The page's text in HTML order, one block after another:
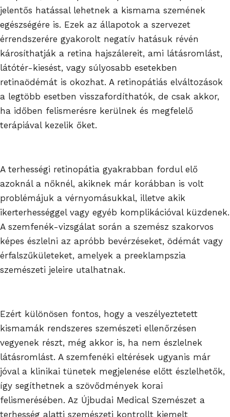
jelentős hatással lehetnek a kismama szemének
egészségére is. Ezek az állapotok a szervezet
érrendszerére gyakorolt negatív hatásuk révén
károsíthatják a retina hajszálereit, ami látásromlást,
látótér-kiesést, vagy súlyosabb esetekben
retinaödémát is okozhat. A retinopátiás elváltozások
a legtöbb esetben visszafordíthatók, de csak akkor,
ha időben felismerésre kerülnek és megfelelő
terápiával kezelik őket.
A terhességi retinopátia gyakrabban fordul elő
azoknál a nőknél, akiknek már korábban is volt
problémájuk a vérnyomásukkal, illetve akik
ikerterhességgel vagy egyéb komplikációval küzdenek.
A szemfenék-vizsgálat során a szemész szakorvos
képes észlelni az apróbb bevérzéseket, ödémát vagy
érfalszűkületeket, amelyek a preeklampszia
szemészeti jeleire utalhatnak.
Ezért különösen fontos, hogy a veszélyeztetett
kismamák rendszeres szemészeti ellenőrzésen
vegyenek részt, még akkor is, ha nem észlelnek
látásromlást. A szemfenéki eltérések ugyanis már
jóval a klinikai tünetek megjelenése előtt észlelhetők,
így segíthetnek a szövődmények korai
felismerésében. Az Újbudai Medical Szemészet a
terhesség alatti szemészeti kontrollt kiemelt